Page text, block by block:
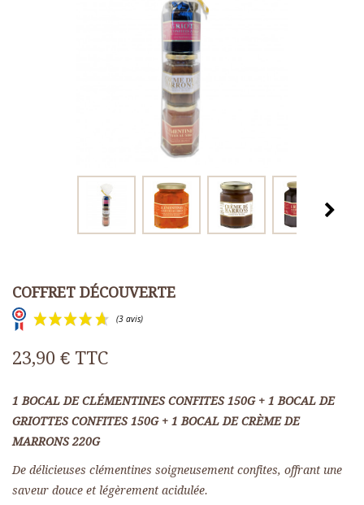
COFFRET DÉCOUVERTE
23,90 € TTC
1 BOCAL DE CLÉMENTINES CONFITES 150G + 1 BOCAL DE
GRIOTTES CONFITES 150G + 1 BOCAL DE CRÈME DE
MARRONS 220G
De délicieuses clémentines soigneusement confites, offrant une
saveur douce et légèrement acidulée.